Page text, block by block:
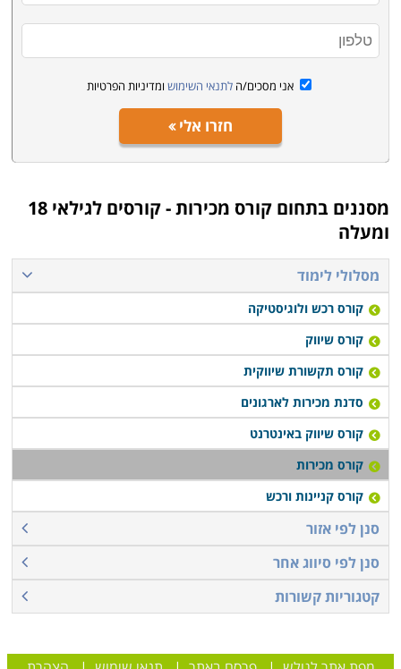
אני מסכים/ה לתנאי השימוש ומדיניות הפרטיות
חזרו אלי
מסננים בתחום
קורס מכירות - קורסים לגילאי 18
ומעלה
מסלולי לימוד
קורס רכש ולוגיסטיקה
קורס שיווק
קורס תקשורת שיווקית
סדנת מכירות לארגונים
קורס שיווק באינטרנט
קורס מכירות
קורס קניינות ורכש
סנן לפי אזור
סנן לפי סיווג אחר
קטגוריות קשורות